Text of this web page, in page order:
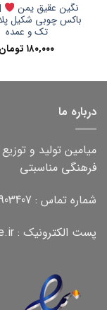
نگین عقیق یمن
باکس چوبی شکیل
تک و عمده
۱۸۰,۰۰۰ تومان
درباره ما
میامین تولید و
فرهنگی مناسبتی
شماره تماس : 66903407-021
پست الکترونیک : info@mayaminstore.ir